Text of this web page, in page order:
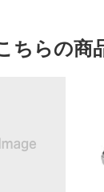
ちらの商